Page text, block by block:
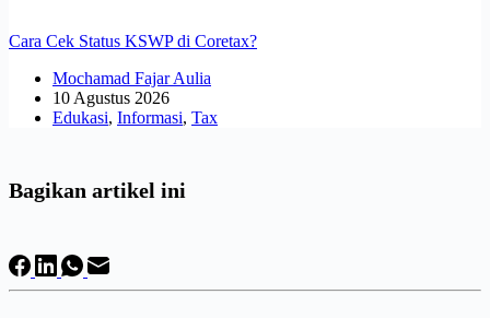
Cara Cek Status KSWP di Coretax?
Mochamad Fajar Aulia
10 Agustus 2026
Edukasi, Informasi, Tax
Bagikan artikel ini